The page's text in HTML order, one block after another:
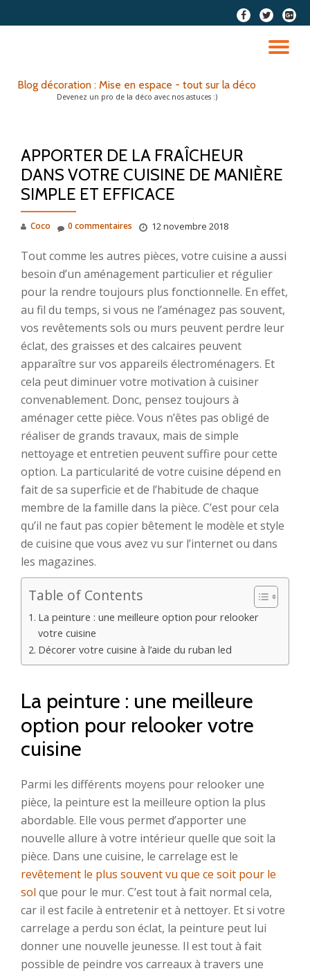
fa-
facebook
fa-
twitter
fa-
plus-
Blog décoration : Mise en espace - tout sur la déco
Devenez un pro de la déco avec nos astuces :)
APPORTER DE LA FRAÎCHEUR
DANS VOTRE CUISINE DE MANIÈRE
SIMPLE ET EFFICACE
Coco 12 novembre 2018
0 commentaires
Tout comme les autres pièces, votre cuisine a aussi
besoin d’un aménagement particulier et régulier
pour la rendre toujours plus fonctionnelle. En effet,
au fil du temps, si vous ne l’aménagez pas souvent,
vos revêtements sols ou murs peuvent perdre leur
éclat, des graisses et des calcaires peuvent
apparaître sur vos appareils électroménagers. Et
cela peut diminuer votre motivation à cuisiner
convenablement. Donc, pensez toujours à
aménager cette pièce. Vous n’êtes pas obligé de
réaliser de grands travaux, mais de simple
nettoyage et entretien peuvent suffire pour cette
option. La particularité de votre cuisine dépend en
fait de sa superficie et de l’habitude de chaque
membre de la famille dans la pièce. C’est pour cela
qu’il ne faut pas copier bêtement le modèle et style
de cuisine que vous avez vu sur l’internet ou dans
les magazines.
Table of Contents
La peinture : une meilleure option pour relooker
votre cuisine
Décorer votre cuisine à l’aide du ruban led
La peinture : une meilleure
option pour relooker votre
cuisine
Parmi les différents moyens pour relooker une
pièce, la peinture est la meilleure option la plus
abordable. Elle vous permet d’apporter une
nouvelle allure à votre intérieur quelle que soit la
pièce. Dans une cuisine, le carrelage est le
revêtement le plus souvent vu que ce soit pour le
sol que pour le mur. C’est tout à fait normal cela,
car il est facile à entretenir et à nettoyer. Et si votre
carrelage a perdu son éclat, la peinture peut lui
donner une nouvelle jeunesse. Il est tout à fait
possible de peindre vos carreaux à travers une